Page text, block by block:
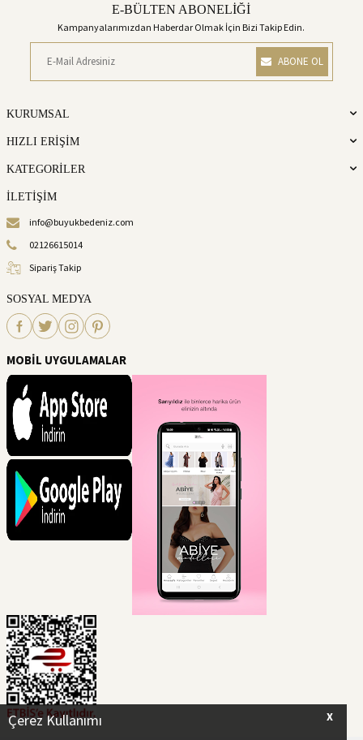
X
Çerez Kullanımı
E-BÜLTEN ABONELİĞİ
Kampanyalarımızdan Haberdar Olmak İçin Bizi Takip Edin.
ABONE OL
KURUMSAL
HIZLI ERİŞİM
KATEGORİLER
İLETİŞİM
info@buyukbedeniz.com
02126615014
Sipariş Takip
SOSYAL MEDYA
MOBİL UYGULAMALAR